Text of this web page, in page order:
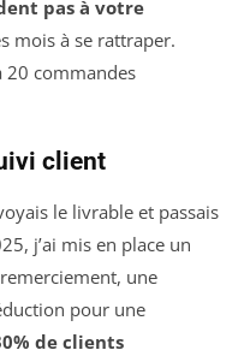
pas à votre
mois à se rattraper.
20 commandes
client
le livrable et passais
j’ai mis en place un
une
pour une
de clients